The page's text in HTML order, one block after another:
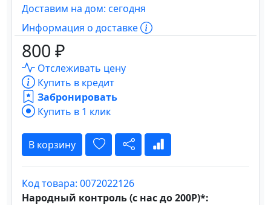
Доставим на дом: сегодня
Информация о доставке
800 ₽
Отслеживать цену
Купить в кредит
Забронировать
Купить в 1 клик
В корзину
Код товара: 0072022126
Народный контроль (с нас до 200Р)*: